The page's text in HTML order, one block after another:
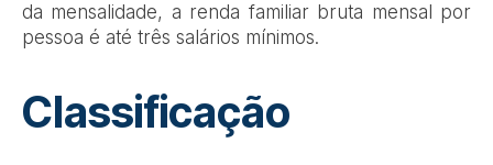
da mensalidade, a renda familiar bruta mensal por
pessoa é até três salários mínimos.
Classificação